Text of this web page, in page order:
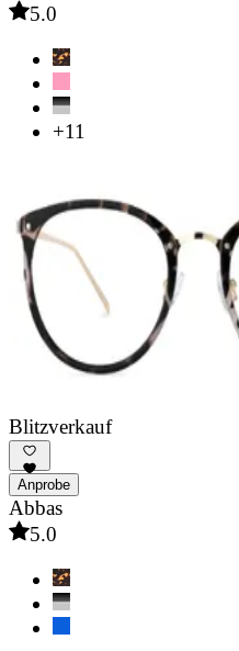
5.0
+11
Blitzverkauf
Anprobe
Abbas
5.0